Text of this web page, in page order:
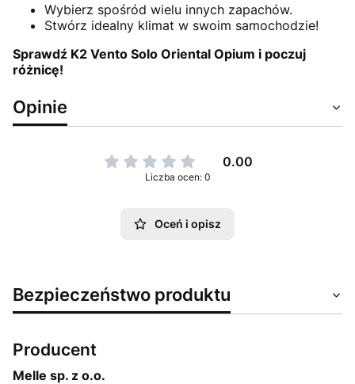
Wybierz spośród wielu innych zapachów.
Stwórz idealny klimat w swoim samochodzie!
Sprawdź K2 Vento Solo Oriental Opium i poczuj
różnicę!
Opinie
0.00
Liczba ocen: 0
Oceń i opisz
Bezpieczeństwo produktu
Producent
Melle sp. z o.o.